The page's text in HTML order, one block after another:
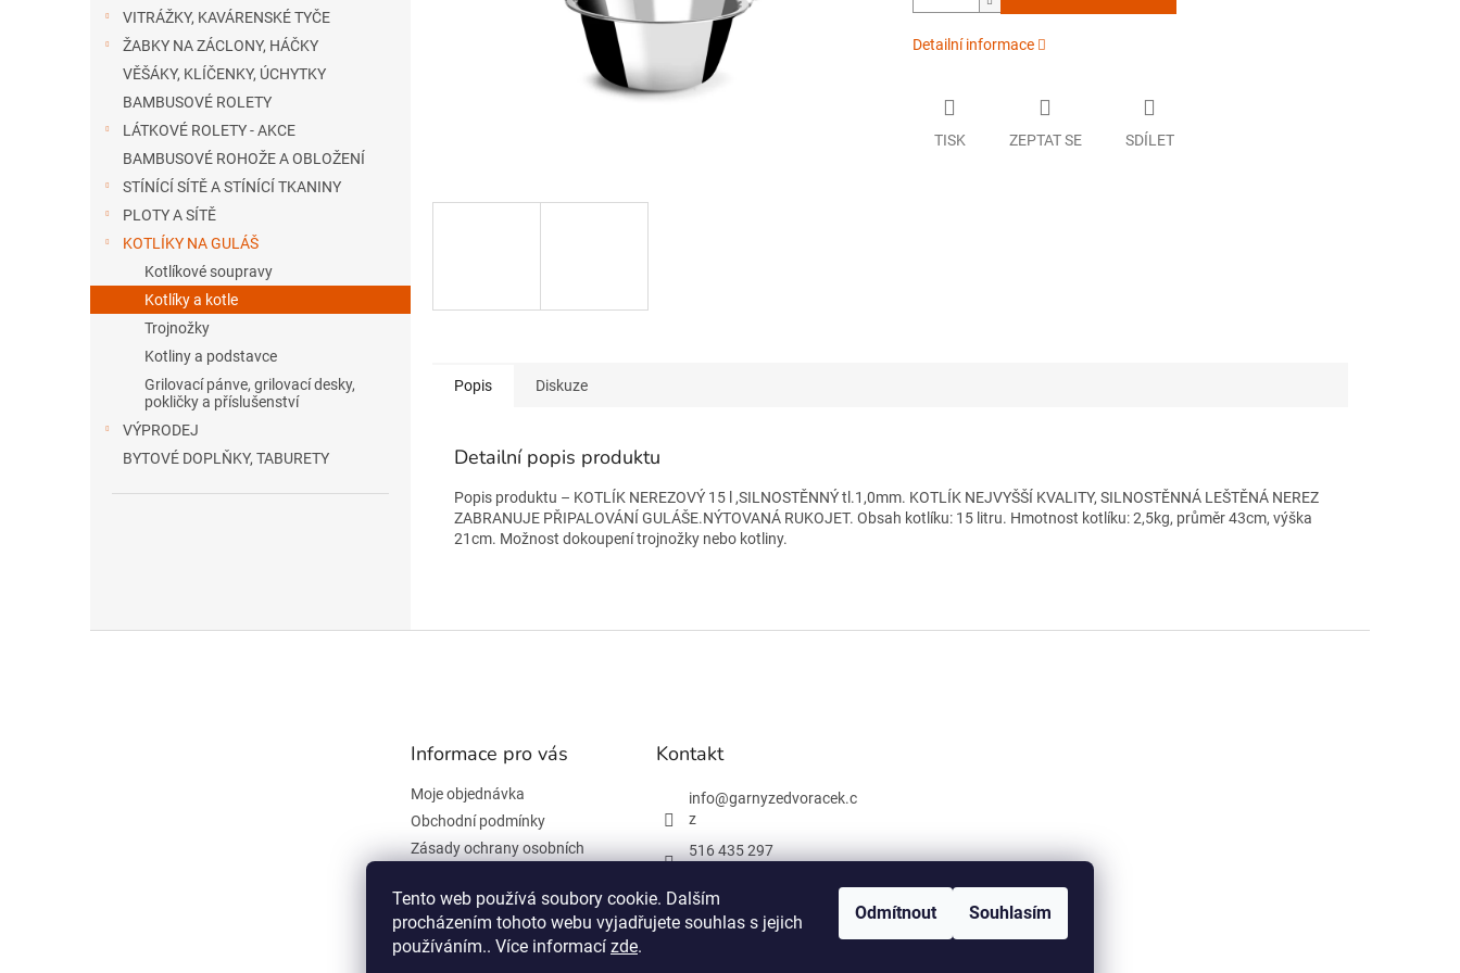
Tento web používá soubory cookie. Dalším
procházením tohoto webu vyjadřujete souhlas s jejich
používáním.. Více informací zde.
Odmítnout Souhlasím
VITRÁŽKY, KAVÁRENSKÉ TYČE
ŽABKY NA ZÁCLONY, HÁČKY
VĚŠÁKY, KLÍČENKY, ÚCHYTKY
BAMBUSOVÉ ROLETY
LÁTKOVÉ ROLETY - AKCE
BAMBUSOVÉ ROHOŽE A OBLOŽENÍ
STÍNÍCÍ SÍTĚ A STÍNÍCÍ TKANINY
PLOTY A SÍTĚ
KOTLÍKY NA GULÁŠ
Kotlíkové soupravy
Kotlíky a kotle
Trojnožky
Kotliny a podstavce
Grilovací pánve, grilovací desky,
pokličky a příslušenství
VÝPRODEJ
BYTOVÉ DOPLŇKY, TABURETY
Detailní informace
TISK ZEPTAT SE SDÍLET
Popis Diskuze
Detailní popis produktu
Popis produktu – KOTLÍK NEREZOVÝ 15 l ,SILNOSTĚNNÝ tl.1,0mm. KOTLÍK NEJVYŠŠÍ KVALITY, SILNOSTĚNNÁ LEŠTĚNÁ NEREZ
ZABRANUJE PŘIPALOVÁNÍ GULÁŠE.NÝTOVANÁ RUKOJET. Obsah kotlíku: 15 litru. Hmotnost kotlíku: 2,5kg, průměr 43cm, výška
21cm. Možnost dokoupení trojnožky nebo kotliny.
Informace pro vás
Moje objednávka
Obchodní podmínky
Zásady ochrany osobních
Kontakty
Všeobecné informace
Kontakt
info@garnyzedvoracek.c
z
516 435 297
Facebook